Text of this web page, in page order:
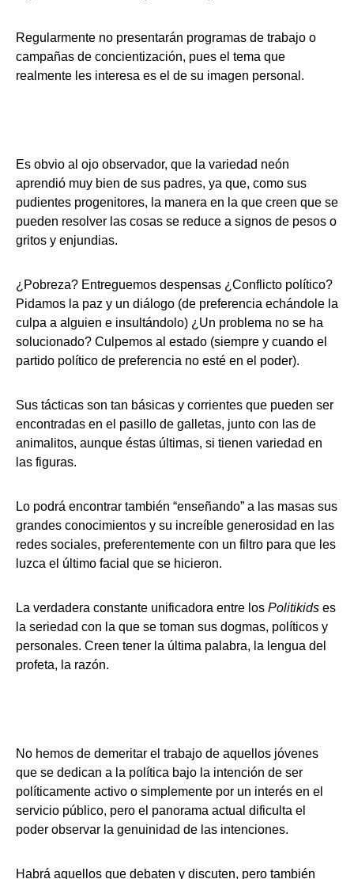
Regularmente no presentarán programas de trabajo o
campañas de concientización, pues el tema que
realmente les interesa es el de su imagen personal.
Es obvio al ojo observador, que la variedad neón
aprendió muy bien de sus padres, ya que, como sus
pudientes progenitores, la manera en la que creen que se
pueden resolver las cosas se reduce a signos de pesos o
gritos y enjundias.
¿Pobreza? Entreguemos despensas ¿Conflicto político?
Pidamos la paz y un diálogo (de preferencia echándole la
culpa a alguien e insultándolo) ¿Un problema no se ha
solucionado? Culpemos al estado (siempre y cuando el
partido político de preferencia no esté en el poder).
Sus tácticas son tan básicas y corrientes que pueden ser
encontradas en el pasillo de galletas, junto con las de
animalitos, aunque éstas últimas, si tienen variedad en
las figuras.
Lo podrá encontrar también “enseñando” a las masas sus
grandes conocimientos y su increíble generosidad en las
redes sociales, preferentemente con un filtro para que les
luzca el último facial que se hicieron.
La verdadera constante unificadora entre los Politikids es
la seriedad con la que se toman sus dogmas, políticos y
personales. Creen tener la última palabra, la lengua del
profeta, la razón.
No hemos de demeritar el trabajo de aquellos jóvenes
que se dedican a la política bajo la intención de ser
políticamente activo o simplemente por un interés en el
servicio público, pero el panorama actual dificulta el
poder observar la genuinidad de las intenciones.
Habrá aquellos que debaten y discuten, pero también